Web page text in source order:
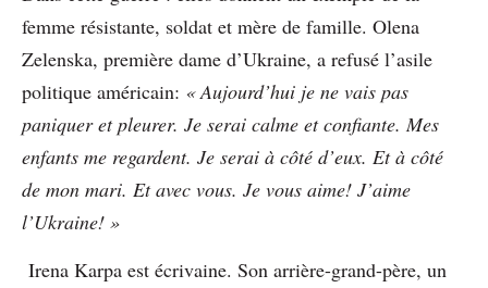
femme résistante, soldat et mère de famille. Olena
Zelenska, première dame d’Ukraine, a refusé l’asile
politique américain: « Aujourd’hui je ne vais pas
paniquer et pleurer. Je serai calme et confiante. Mes
enfants me regardent. Je serai à côté d’eux. Et à côté
de mon mari. Et avec vous. Je vous aime! J’aime
l’Ukraine! »
Irena Karpa est écrivaine. Son arrière-grand-père, un